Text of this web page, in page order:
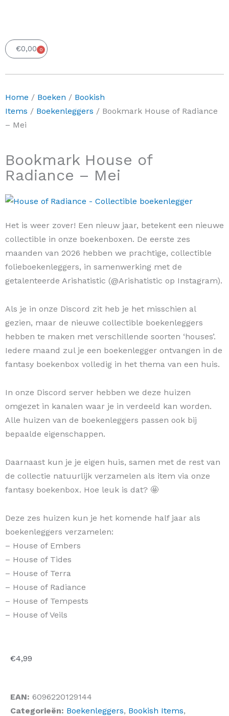
€0,00 0
Winkelwagen
Home / Boeken / Bookish
Items / Boekenleggers / Bookmark House of Radiance
– Mei
Bookmark House of
Radiance – Mei
Het is weer zover! Een nieuw jaar, betekent een nieuwe
collectible in onze boekenboxen. De eerste zes
maanden van 2026 hebben we prachtige, collectible
folieboekenleggers, in samenwerking met de
getalenteerde Arishatistic (@Arishatistic op Instagram).
Als je in onze Discord zit heb je het misschien al
gezien, maar de nieuwe collectible boekenleggers
hebben te maken met verschillende soorten ‘houses’.
Iedere maand zul je een boekenlegger ontvangen in de
fantasy boekenbox volledig in het thema van een huis.
In onze Discord server hebben we deze huizen
omgezet in kanalen waar je in verdeeld kan worden.
Alle huizen van de boekenleggers passen ook bij
bepaalde eigenschappen.
Daarnaast kun je je eigen huis, samen met de rest van
de collectie natuurlijk verzamelen als item via onze
fantasy boekenbox. Hoe leuk is dat? 🤩
Deze zes huizen kun je het komende half jaar als
boekenleggers verzamelen:
– House of Embers
– House of Tides
– House of Terra
– House of Radiance
– House of Tempests
– House of Veils
€4,99
EAN: 6096220129144
Categorieën: Boekenleggers, Bookish Items,